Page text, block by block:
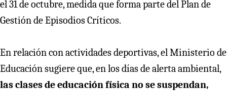
el 31 de octubre, medida que forma parte del Plan de
Gestión de Episodios Críticos.
En relación con actividades deportivas, el Ministerio de
Educación sugiere que, en los días de alerta ambiental,
las clases de educación física no se suspendan,